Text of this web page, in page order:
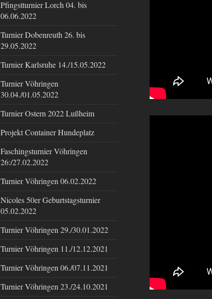
Pfingstturnier Lorch 04. bis
06.06.2022
Turnier Dobenreuth 26. bis
29.05.2022
Turnier Karlsruhe 14./15.05.2022
Turnier Vöhringen
30.04./01.05.2022
Turnier Ostern 2022 Lußheim
Projekt Container Hundeplatz
Faschingsturnier Vöhringen
26:/27.02.2022
Turnier Vöhringen 06.02.2022
Nicoles 50er Geburtstagsturnier
05.02.2022
Turnier Vöhringen 29./30.01.2022
Turnier Vöhringen 11./12.12.2021
Turnier Vöhringen 06./07.11.2021
Turnier Vöhringen 23./24.10.2021